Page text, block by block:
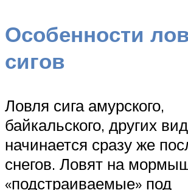
Особенности
сигов
Ловля сига амурского,
байкальского, других
начинается сразу же
снегов. Ловят на
«подстраиваемые» под